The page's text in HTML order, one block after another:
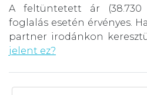
A feltüntetett ár (38.730
foglalás esetén érvényes.
partner irodánkon
jelent ez?